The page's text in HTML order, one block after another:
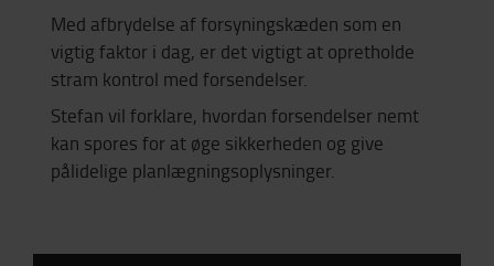
Med afbrydelse af forsyningskæden som en
vigtig faktor i dag, er det vigtigt at opretholde
stram kontrol med forsendelser.
Stefan vil forklare, hvordan forsendelser nemt
kan spores for at øge sikkerheden og give
pålidelige planlægningsoplysninger.